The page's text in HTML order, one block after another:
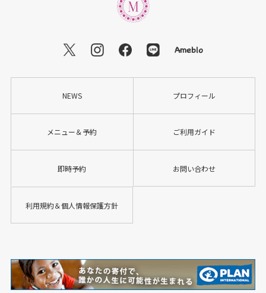
NEWS プロフィール
メニュー＆予約 ご利用ガイド
即時予約 お問い合わせ
利用規約＆個人情報保護方針